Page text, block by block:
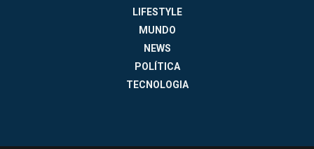
LIFESTYLE
MUNDO
NEWS
POLÍTICA
TECNOLOGIA